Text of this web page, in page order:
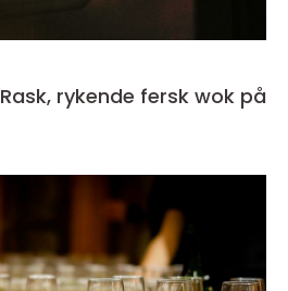
rykende fersk wok på